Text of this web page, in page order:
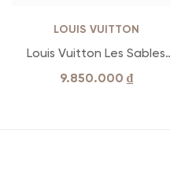
LOUIS VUITTON
Louis Vuitton Les Sables
Roses
9.850.000 ₫